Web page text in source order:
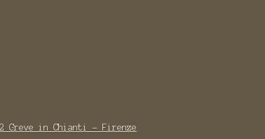
Greve in Chianti - Firenze